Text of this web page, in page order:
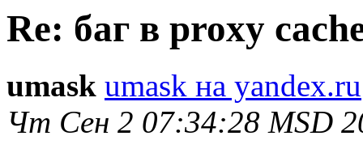
Re: баг в proxy
umask umask на yandex.ru
Чт Сен 2 07:34:28 MSD